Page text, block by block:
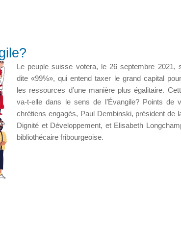
Le peuple suisse votera, le 26 septembre 2021,
dite «99%», qui entend taxer le grand capital
les ressources d’une manière plus égalitaire.
va-t-elle dans le sens de l’Évangile? Points de
chrétiens engagés, Paul Dembinski, président de
Dignité et Développement, et Elisabeth
bibliothécaire fribourgeoise.